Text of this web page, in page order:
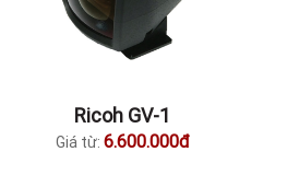
Ricoh GV-1
Giá từ: 6.600.000đ